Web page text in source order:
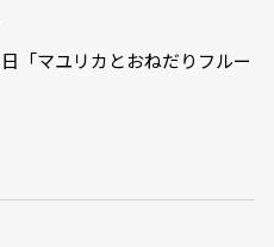
「マユリカとおねだりフルー